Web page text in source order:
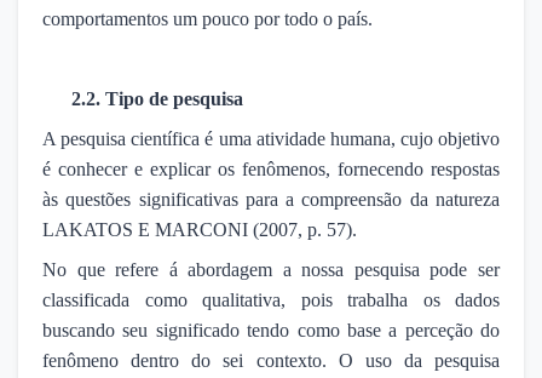
comportamentos um pouco por todo o país.
2.2. Tipo de pesquisa
A pesquisa científica é uma atividade humana, cujo objetivo
é conhecer e explicar os fenômenos, fornecendo respostas
às questões significativas para a compreensão da natureza
LAKATOS E MARCONI (2007, p. 57).
No que refere á abordagem a nossa pesquisa pode ser
classificada como qualitativa, pois trabalha os dados
buscando seu significado tendo como base a perceção do
fenômeno dentro do sei contexto. O uso da pesquisa